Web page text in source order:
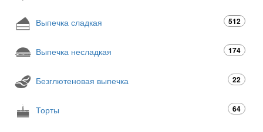
Выпечка сладкая 512
Выпечка несладкая 174
Безглютеновая выпечка 22
Торты 64